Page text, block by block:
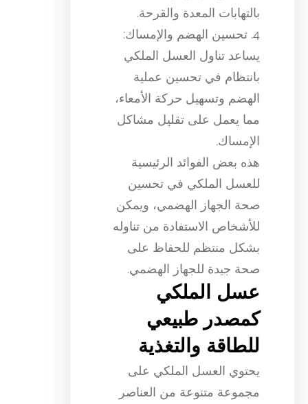
بالتهابات المعدة والقرحة.
4. تحسين الهضم والإمساك:
يساعد تناول العسل الملكي
بانتظام في تحسين عملية
الهضم وتسهيل حركة الأمعاء،
مما يعمل على تقليل مشاكل
الإمساك.
هذه بعض الفوائد الرئيسية
للعسل الملكي في تحسين
صحة الجهاز الهضمي، ويمكن
للأشخاص الاستفادة من تناوله
بشكل منتظم للحفاظ على
صحة جيدة للجهاز الهضمي.
عسل الملكي
كمصدر طبيعي
للطاقة والتغذية
يحتوي العسل الملكي على
مجموعة متنوعة من العناصر